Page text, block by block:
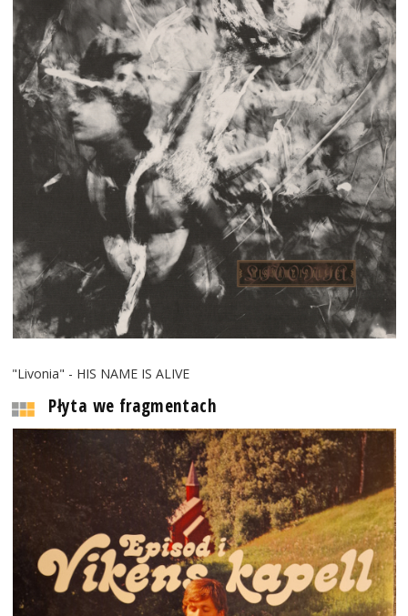
"Livonia" - HIS NAME IS ALIVE
Płyta we fragmentach